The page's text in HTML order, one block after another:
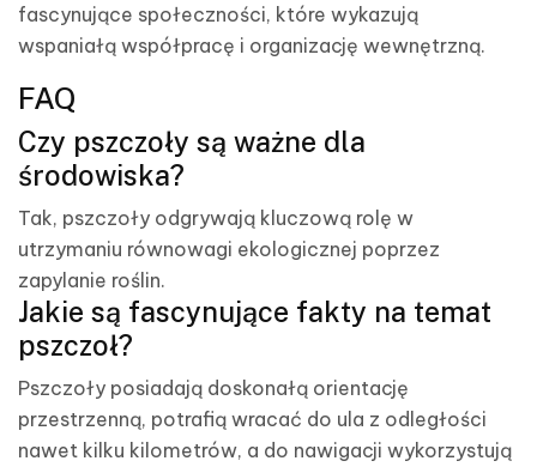
fascynujące społeczności, które wykazują
wspaniałą współpracę i organizację wewnętrzną.
FAQ
Czy pszczoły są ważne dla
środowiska?
Tak, pszczoły odgrywają kluczową rolę w
utrzymaniu równowagi ekologicznej poprzez
zapylanie roślin.
Jakie są fascynujące fakty na temat
pszczoł?
Pszczoły posiadają doskonałą orientację
przestrzenną, potrafią wracać do ula z odległości
nawet kilku kilometrów, a do nawigacji wykorzystują